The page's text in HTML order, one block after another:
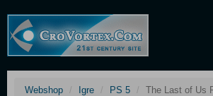
Webshop Igre PS 5 The Last of Us